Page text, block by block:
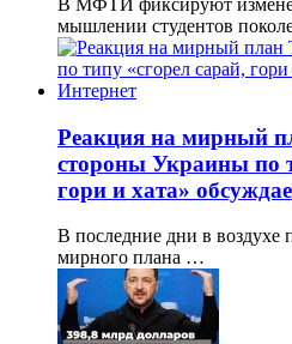
мышлении студентов
Реакция на мирный
стороны Украины по
гори и хата»
В последние дни в воздухе
мирного плана …